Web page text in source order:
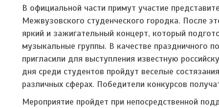
В официальной части примут участие
Межвузовского студенческого городка. После
яркий и зажигательный концерт, который
музыкальные группы. В качестве праздничного
пригласили для выступления известную
дня среди студентов пройдут веселые
различных сферах. Победители конкурсов
Мероприятие пройдет при непосредственной